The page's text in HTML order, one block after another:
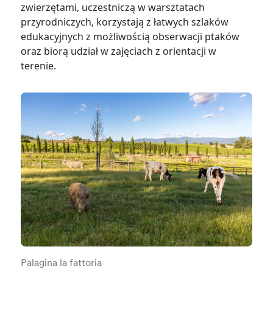
zwierzętami, uczestniczą w warsztatach
przyrodniczych, korzystają z łatwych szlaków
edukacyjnych z możliwością obserwacji ptaków
oraz biorą udział w zajęciach z orientacji w
terenie.
Palagina la fattoria